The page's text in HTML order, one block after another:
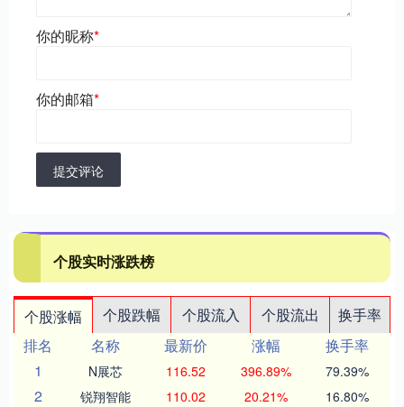
你的昵称*
你的邮箱*
提交评论
个股实时涨跌榜
个股涨幅 个股跌幅 个股流入 个股流出
换手率
排名
名称 最新价 涨幅
换手率
1
N展芯 116.52 396.89% 79.39%
2 锐翔智能 110.02 20.21% 16.80%